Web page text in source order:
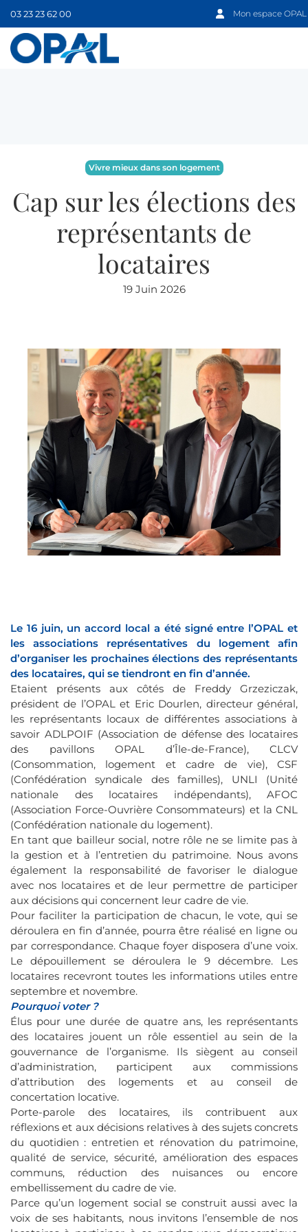
03 23 23 62 00 Mon espace OPAL
Vivre mieux dans son logement
Cap sur les élections des
représentants de
locataires
19 Juin 2026
Le 16 juin, un accord local a été signé entre l’OPAL et
les associations représentatives du logement afin
d’organiser les prochaines élections des représentants
des locataires, qui se tiendront en fin d’année.
Etaient présents aux côtés de Freddy Grzeziczak,
président de l’OPAL et Eric Dourlen, directeur général,
les représentants locaux de différentes associations à
savoir ADLPOIF (Association de défense des locataires
des pavillons OPAL d’Île-de-France), CLCV
(Consommation, logement et cadre de vie), CSF
(Confédération syndicale des familles), UNLI (Unité
nationale des locataires indépendants), AFOC
(Association Force-Ouvrière Consommateurs) et la CNL
(Confédération nationale du logement).
En tant que bailleur social, notre rôle ne se limite pas à
la gestion et à l’entretien du patrimoine. Nous avons
également la responsabilité de favoriser le dialogue
avec nos locataires et de leur permettre de participer
aux décisions qui concernent leur cadre de vie.
Pour faciliter la participation de chacun, le vote, qui se
déroulera en fin d’année, pourra être réalisé en ligne ou
par correspondance. Chaque foyer disposera d’une voix.
Le dépouillement se déroulera le 9 décembre. Les
locataires recevront toutes les informations utiles entre
septembre et novembre.
Pourquoi voter ?
Élus pour une durée de quatre ans, les représentants
des locataires jouent un rôle essentiel au sein de la
gouvernance de l’organisme. Ils siègent au conseil
d’administration, participent aux commissions
d’attribution des logements et au conseil de
concertation locative.
Porte-parole des locataires, ils contribuent aux
réflexions et aux décisions relatives à des sujets concrets
du quotidien : entretien et rénovation du patrimoine,
qualité de service, sécurité, amélioration des espaces
communs, réduction des nuisances ou encore
embellissement du cadre de vie.
Parce qu’un logement social se construit aussi avec la
voix de ses habitants, nous invitons l’ensemble de nos